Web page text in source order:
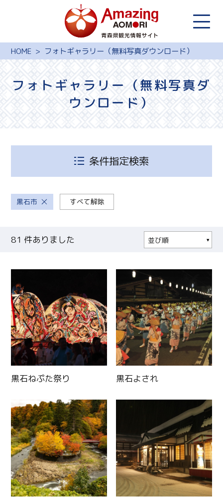
HOME フォトギャラリー（無料写真ダウンロード）
フォトギャラリー（無料写真ダ
ウンロード）
条件指定検索
黒石市 すべて解除
81 件ありました
並び順
更新日順
黒石ねぷた祭り 黒石よされ